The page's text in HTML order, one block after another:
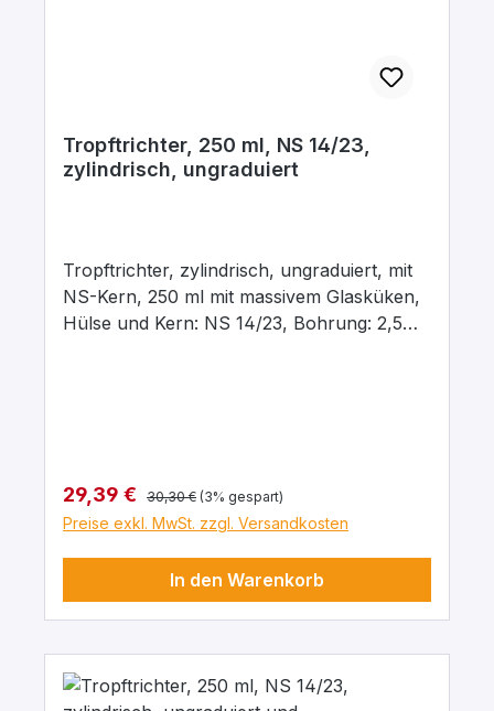
Tropftrichter, 250 ml, NS 14/23,
zylindrisch, ungraduiert
Tropftrichter, zylindrisch, ungraduiert, mit
NS-Kern, 250 ml mit massivem Glasküken,
Hülse und Kern: NS 14/23, Bohrung: 2,5
Verkaufspreis:
29,39 € Regulärer Preis:
30,30 € (3% gespart)
Preise exkl. MwSt. zzgl. Versandkosten
In den Warenkorb